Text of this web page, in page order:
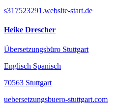
s317523291.website-start.de
Heike Drescher
Übersetzungsbüro Stuttgart
Englisch Spanisch
70563 Stuttgart
uebersetzungsbuero-stuttgart.com